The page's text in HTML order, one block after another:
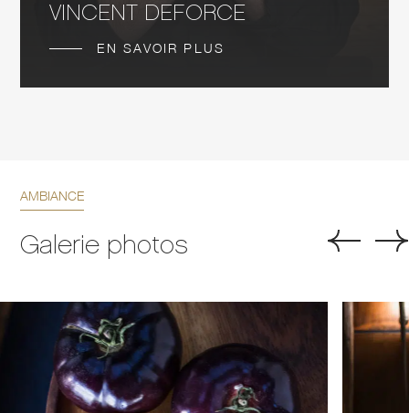
VINCENT DEFORCE
EN SAVOIR PLUS
AMBIANCE
Galerie photos